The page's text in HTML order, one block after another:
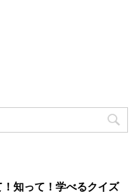
知って！学べるクイズ